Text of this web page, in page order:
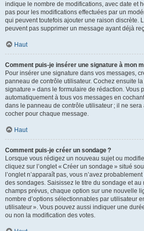
indique le nombre de modifications, avec date et
pas pour les modifications effectuées par un
qui peuvent toutefois ajouter une raison discrète.
peuvent pas supprimer un message ayant déjà
Haut
Comment puis-je insérer une signature à mon
Pour insérer une signature dans vos messages,
panneau de contrôle utilisateur. Cochez ensuite
signature » dans le formulaire de rédaction. Vous
automatiquement à tous vos messages en
dans le panneau de contrôle utilisateur ; il ne
cocher pour chaque message.
Haut
Comment puis-je créer un sondage ?
Lorsque vous rédigez un nouveau sujet ou
cliquez sur l’onglet « Créer un sondage » situé
l’onglet n’apparaît pas, vous n’avez
des sondages. Saisissez le titre du sondage et
champs prévus, chaque option sur une nouvelle
nombre d’options sélectionnables par utilisateur
utilisateur ». Vous pouvez aussi indiquer une
ou non la modification des votes.